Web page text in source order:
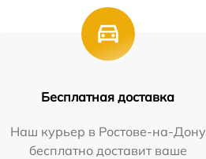
Бесплатная доставка
Наш курьер в Ростове-на-Дону
бесплатно доставит ваше